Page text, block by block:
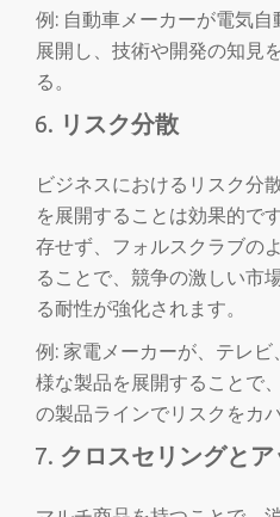
例: 自動車メーカーが電気
展開し、技術や開発の知見
る。
リスク分散
ビジネスにおけるリスク分
を展開することは効果的で
存せず、フォルスクラブの
ることで、競争の激しい市
る耐性が強化されます。
例: 家電メーカーが、テレ
様な製品を展開することで
の製品ラインでリスクをカ
クロスセリングと